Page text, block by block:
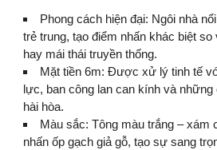
Phong cách hiện đại: Ngôi nhà
trẻ trung, tạo điểm nhấn khác biệt
hay mái thái truyền thống.
Mặt tiền 6m: Được xử lý tinh tế
lực, ban công lan can kính và
hài hòa.
Màu sắc: Tông màu trắng – xám
nhấn ốp gạch giả gỗ, tạo sự sang